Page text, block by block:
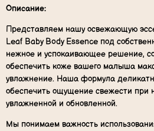
Описание:
Представляем нашу освежающую
Leaf Baby Body Essence под
нежное и успокаивающее решение,
обеспечить коже вашего малыша
увлажнение. Наша формула
обеспечить ощущение свежести при
увлажненной и обновленной.
Мы понимаем важность